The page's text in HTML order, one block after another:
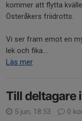
kommer att flytta
Österåkers friidrotts.
Vi ser fram emot en
lek och fika....
Läs mer
Till deltagare
5 jun, 18:53
0